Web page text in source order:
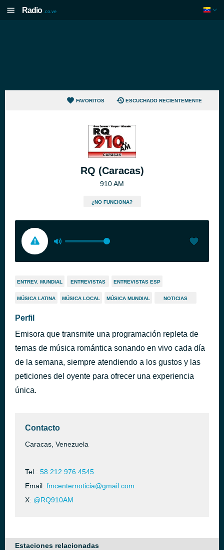
Radio .co.ve
FAVORITOS ESCUCHADO RECIENTEMENTE
RQ (Caracas)
910 AM
¿NO FUNCIONA?
ENTREV. MUNDIAL ENTREVISTAS ENTREVISTAS ESP
MÚSICA LATINA MÚSICA LOCAL MÚSICA MUNDIAL NOTICIAS
Perfil
Emisora que transmite una programación repleta de
temas de música romántica sonando en vivo cada día
de la semana, siempre atendiendo a los gustos y las
peticiones del oyente para ofrecer una experiencia
única.
Contacto
Caracas, Venezuela
Tel.: 58 212 976 4545
Email: fmcenternoticia@gmail.com
X: @RQ910AM
Estaciones relacionadas